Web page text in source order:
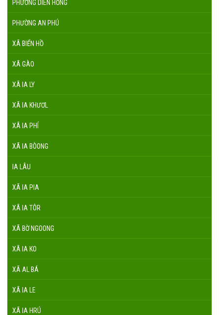
PHƯỜNG DIÊN HỒNG
PHƯỜNG AN PHÚ
XÃ BIỂN HỒ
XÃ GÀO
XÃ IA LY
XÃ IA KHƯƠL
XÃ IA PHÍ
XÃ IA BÒONG
IA LÂU
XÃ IA PIA
XÃ IA TÔR
XÃ BỜ NGOONG
XÃ IA KO
XÃ AL BÁ
XÃ IA LE
XÃ IA HRÚ